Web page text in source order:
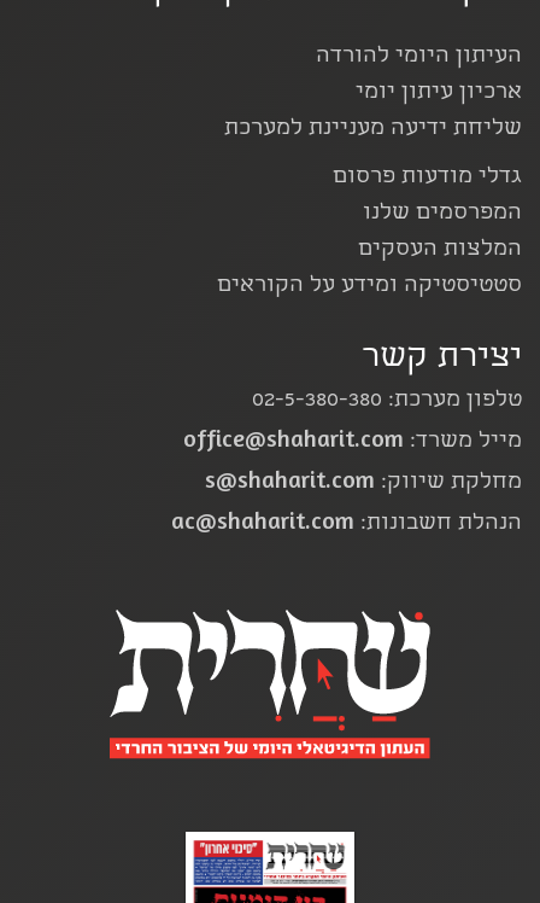
העיתון היומי להורדה
ארכיון עיתון יומי
שליחת ידיעה מעניינת למערכת
גדלי מודעות פרסום
המפרסמים שלנו
המלצות העסקים
סטטיסטיקה ומידע על הקוראים
יצירת קשר
טלפון מערכת: 02-5-380-380
מייל משרד: office@shaharit.com
מחלקת שיווק: s@shaharit.com
הנהלת חשבונות: ac@shaharit.com